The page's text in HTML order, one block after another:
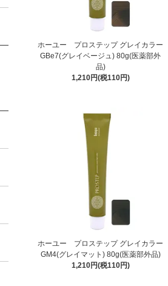
ホーユー プロステップ グレイカラー
GBe7(グレイベージュ) 80g(医薬部外
品)
1,210円(税110円)
ホーユー プロステップ グレイカラー
GM4(グレイマット) 80g(医薬部外品)
1,210円(税110円)